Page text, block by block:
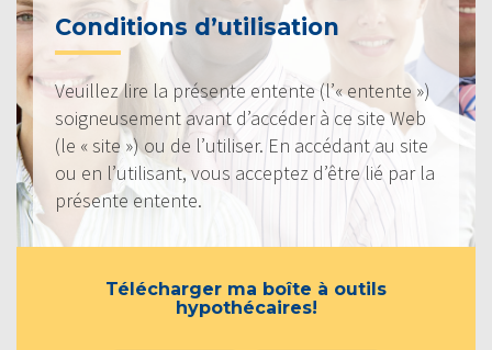
Conditions d’utilisation
Veuillez lire la présente entente (l’« entente »)
soigneusement avant d’accéder à ce site Web
(le « site ») ou de l’utiliser. En accédant au site
ou en l’utilisant, vous acceptez d’être lié par la
présente entente.
Télécharger ma boîte à outils
hypothécaires!